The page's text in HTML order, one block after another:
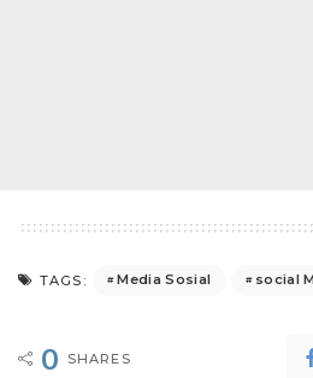
TAGS: Media Sosial social
0 SHARES